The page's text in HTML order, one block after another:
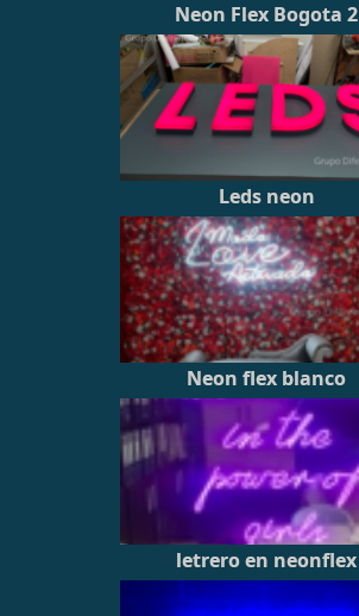
Neon Flex Bogota 2
Leds neon
Neon flex blanco
letrero en neonflex